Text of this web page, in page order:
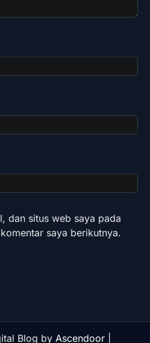
dan situs web saya pada
saya berikutnya.
Blog by Ascendoor